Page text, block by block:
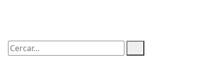
Cercar: